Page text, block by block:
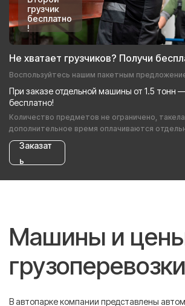
грузчик
бесплатно
!
Не хватает грузчиков? Получи
Воспользуйтесь нашим пакетным
При заказе отдельной машины от 1.5 тонн
бесплатно!
Количество предметов не ограничено,
дополнительное время оплачиваются
Заказат
ь
Машины и
грузоперевозки
В автопарке компании представлены